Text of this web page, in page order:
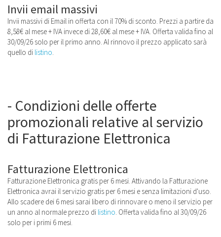
Invii email massivi
Invii massivi di Email in offerta con il 70% di sconto. Prezzi a partire da
8,58€ al mese + IVA invece di 28,60€ al mese + IVA. Offerta valida fino al
30/09/26 solo per il primo anno. Al rinnovo il prezzo applicato sarà
quello di listino.
- Condizioni delle offerte
promozionali relative al servizio
di Fatturazione Elettronica
Fatturazione Elettronica
Fatturazione Elettronica gratis per 6 mesi. Attivando la Fatturazione
Elettronica avrai il servizio gratis per 6 mesi e senza limitazioni d'uso.
Allo scadere dei 6 mesi sarai libero di rinnovare o meno il servizio per
un anno al normale prezzo di listino. Offerta valida fino al 30/09/26
solo per i primi 6 mesi.